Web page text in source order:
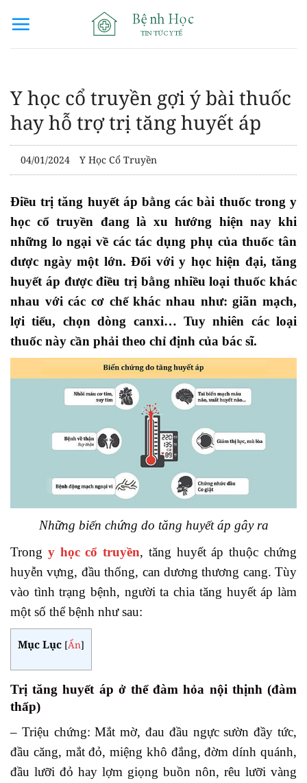
qua
Y học cổ truyền gợi ý bài thuốc
hay hỗ trợ trị tăng huyết áp
04/01/2024 Y Học Cổ Truyền
Điều trị tăng huyết áp bằng các bài thuốc trong y
học cổ truyền đang là xu hướng hiện nay khi
những lo ngại về các tác dụng phụ của thuốc tân
dược ngày một lớn. Đối với y học hiện đại, tăng
huyết áp được điều trị bằng nhiều loại thuốc khác
nhau với các cơ chế khác nhau như: giãn mạch,
lợi tiểu, chọn dòng canxi… Tuy nhiên các loại
thuốc này cần phải theo chỉ định của bác sĩ.
Những biến chứng do tăng huyết áp gây ra
Trong y học cổ truyền, tăng huyết áp thuộc chứng
huyễn vựng, đầu thống, can dương thương cang. Tùy
vào tình trạng bệnh, người ta chia tăng huyết áp làm
một số thể bệnh như sau:
Mục Lục [Ẩn]
Trị tăng huyết áp ở thể đàm hỏa nội thịnh (đàm
thấp)
– Triệu chứng: Mắt mờ, đau đầu ngực sườn đầy tức,
đầu căng, mắt đỏ, miệng khô đắng, đờm dính quánh,
đầu lưỡi đỏ hay lợm giọng buồn nôn, rêu lưỡi vàng